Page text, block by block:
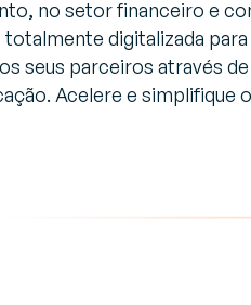
Gestão de
(TMS)
Impulsione o
inteligente e
e eventos
no setor financeiro e
digitalizada
seus parceiros através
Acelere e simplifique